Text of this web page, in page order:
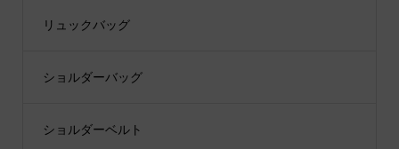
リュックバッグ
ショルダーバッグ
ショルダーベルト